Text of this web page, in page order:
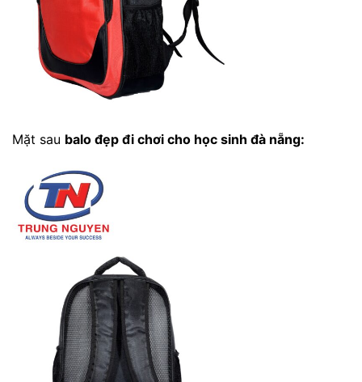
Mặt sau balo đẹp đi chơi cho học sinh đà nẵng: